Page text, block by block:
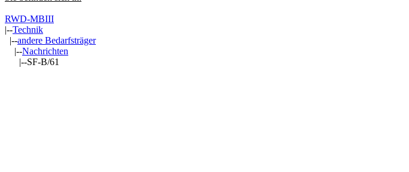
RWD-MBIII
|--Technik
|--andere Bedarfsträger
|--Nachrichten
|--SF-B/61